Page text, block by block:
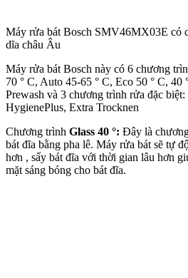
Máy rửa bát Bosch SMV46MX03E có
dĩa châu Âu
Máy rửa bát Bosch này có 6 chương
70 ° C, Auto 45-65 ° C, Eco 50 ° C, 40
Prewash và 3 chương trình rửa đặc biệt:
HygienePlus, Extra Trocknen
Chương trình Glass 40 °: Đây là
bát đĩa bằng pha lê. Máy rửa bát sẽ tự
hơn , sấy bát đĩa với thời gian lâu hơn
mặt sáng bóng cho bát đĩa.